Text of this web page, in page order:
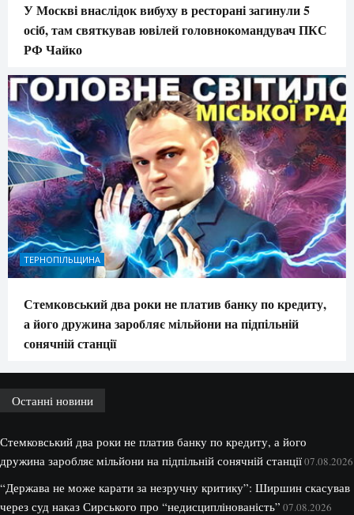
У Москві внаслідок вибуху в ресторані загинули 5
осіб, там святкував ювілей головнокомандувач ПКС
РФ Чайко
ТЕРНОПІЛЬЩИНА
Стемковський два роки не платив банку по кредиту,
а його дружина заробляє мільйони на підпільній
сонячній станції
Останні новини
Стемковський два роки не платив банку по кредиту, а його
дружина заробляє мільйони на підпільній сонячній станції07.08.2026
“Держава не може карати за незручну критику”: Ширшин скасував
через суд наказ Сирського про “недисциплінованість” 07.08.2026